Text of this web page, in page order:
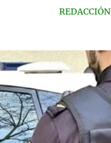
REDACCIÓN